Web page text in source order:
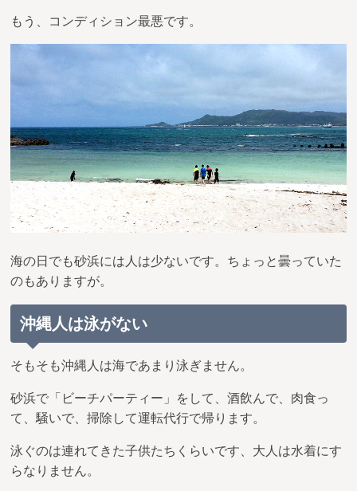
もう、コンディション最悪です。
海の日でも砂浜には人は少ないです。ちょっと曇っていた
のもありますが。
沖縄人は泳がない
そもそも沖縄人は海であまり泳ぎません。
砂浜で「ビーチパーティー」をして、酒飲んで、肉食っ
て、騒いで、掃除して運転代行で帰ります。
泳ぐのは連れてきた子供たちくらいです、大人は水着にす
らなりません。